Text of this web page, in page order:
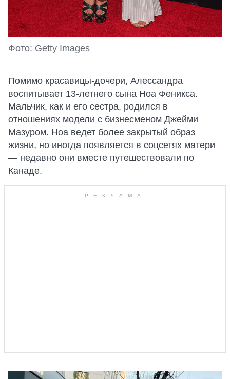
Фото: Getty Images
Помимо красавицы-дочери, Алессандра
воспитывает 13-летнего сына Ноа Феникса.
Мальчик, как и его сестра, родился в
отношениях модели с бизнесменом Джейми
Мазуром. Ноа ведет более закрытый образ
жизни, но иногда появляется в соцсетях матери
— недавно они вместе путешествовали по
Канаде.